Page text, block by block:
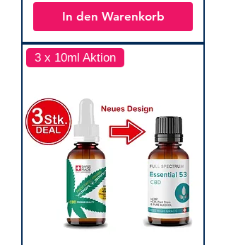
In den Warenkorb
3 x 10ml Aktion